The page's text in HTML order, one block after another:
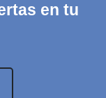
en tu